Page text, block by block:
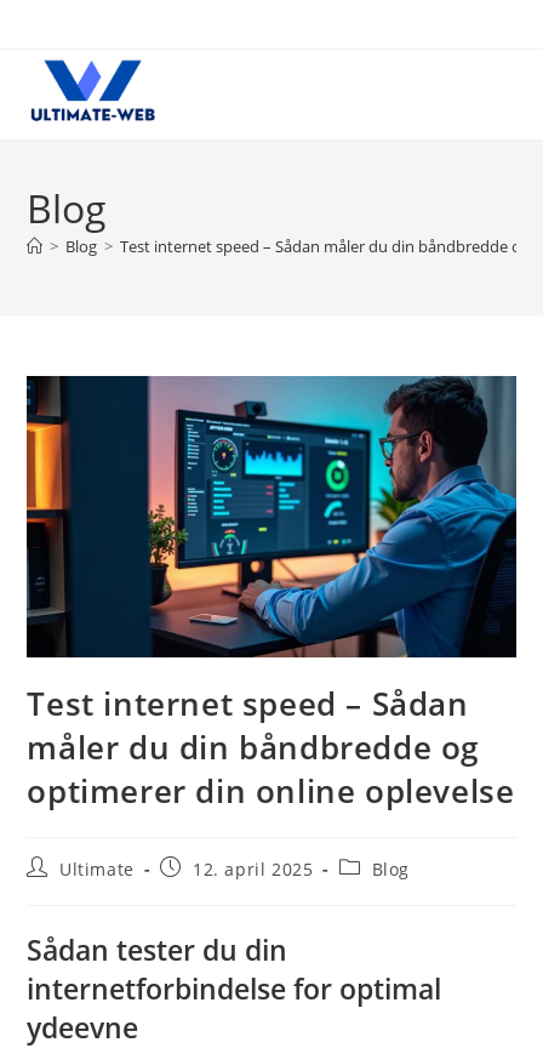
content
Blog
> Blog > Test internet speed – Sådan måler du din båndbredde og
Test internet speed – Sådan
måler du din båndbredde og
optimerer din online oplevelse
PostUltimate
Post12. april 2025
PostBlog
Sådan tester du din
internetforbindelse for optimal
ydeevne